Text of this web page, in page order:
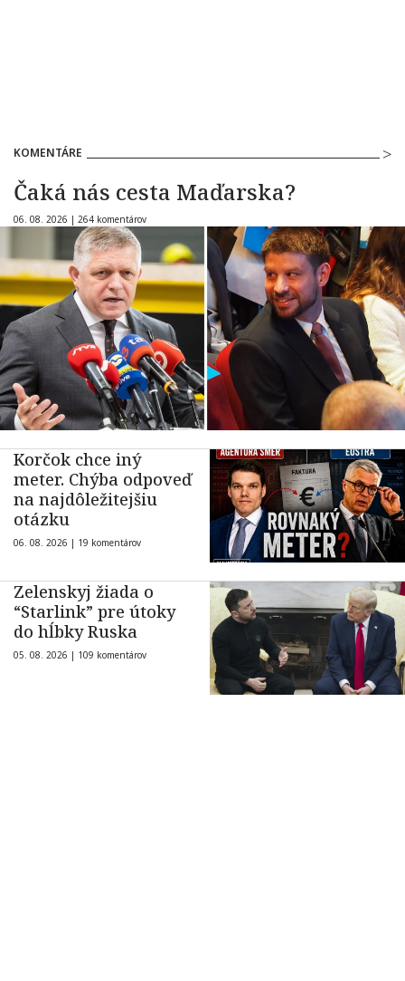
KOMENTÁRE
Čaká nás cesta Maďarska?
06. 08. 2026 | 264 komentárov
Korčok chce iný
meter. Chýba odpoveď
na najdôležitejšiu
otázku
06. 08. 2026 | 19 komentárov
Zelenskyj žiada o
“Starlink” pre útoky
do hĺbky Ruska
05. 08. 2026 | 109 komentárov